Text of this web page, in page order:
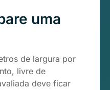
uma
de largura por
livre de
deve ficar